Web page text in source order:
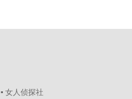
▪ 女人侦探社